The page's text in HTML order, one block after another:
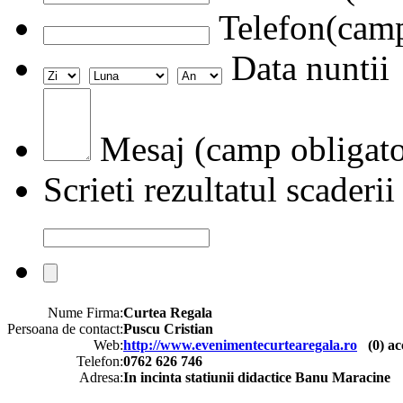
Data nuntii
Mesaj (camp
Scrieti rezultatul scaderii
Nume Firma:Curtea Regala
Persoana de contact:Puscu Cristian
Web:http://www.evenimentecurtearegala.ro (0)
Telefon:0762 626 746
Adresa:In incinta statiunii didactice Banu Maracine